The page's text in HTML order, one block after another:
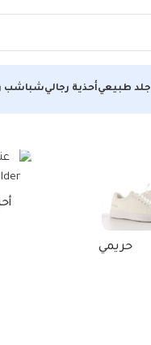
طبيعيأحذية رجاليشباشب
أبيض للنساء”
حريمي